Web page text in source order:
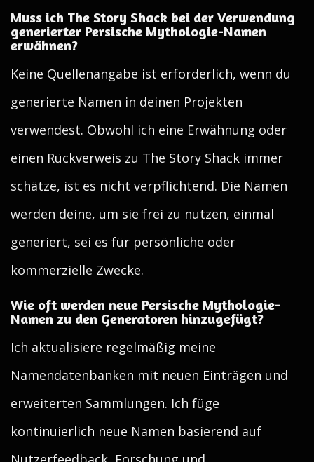
Muss ich The Story Shack bei der Verwendung
generierter Persische Mythologie-Namen
erwähnen?
Keine Quellenangabe ist erforderlich, wenn du
generierte Namen in deinen Projekten
verwendest. Obwohl ich eine Erwähnung oder
einen Rückverweis zu The Story Shack immer
schätze, ist es nicht verpflichtend. Die Namen
werden deine, um sie frei zu nutzen, einmal
generiert, sei es für persönliche oder
kommerzielle Zwecke.
Wie oft werden neue Persische Mythologie-
Namen zu den Generatoren hinzugefügt?
Ich aktualisiere regelmäßig meine
Namendatenbanken mit neuen Einträgen und
erweiterten Sammlungen. Ich füge
kontinuierlich neue Namen basierend auf